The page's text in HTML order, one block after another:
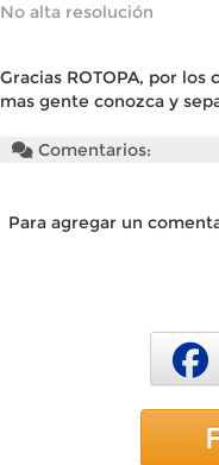
No alta resolución
Gracias ROTOPA, por
mas gente conozca y
Comentarios:
Para agregar un